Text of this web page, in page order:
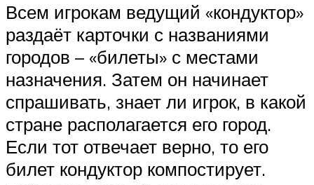
Всем игрокам ведущий «кондуктор»
раздаёт карточки с названиями
городов – «билеты» с местами
назначения. Затем он начинает
спрашивать, знает ли игрок, в какой
стране располагается его город.
Если тот отвечает верно, то его
билет кондуктор компостирует.